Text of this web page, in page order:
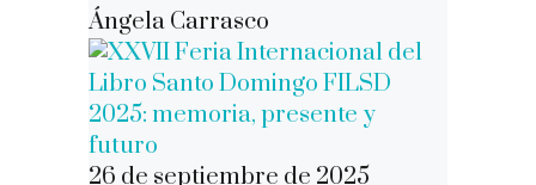
Ángela Carrasco
26 de septiembre de 2025